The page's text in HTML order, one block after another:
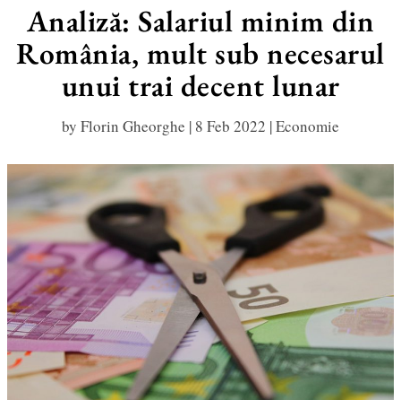
Analiză: Salariul minim din
România, mult sub necesarul
unui trai decent lunar
by Florin Gheorghe | 8 Feb 2022 |Economie